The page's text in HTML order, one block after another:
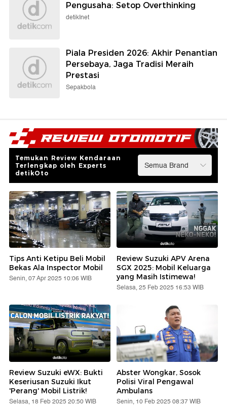
Pengusaha: Setop Overthinking
detikInet
Piala Presiden 2026: Akhir Penantian
Persebaya, Jaga Tradisi Meraih
Prestasi
Sepakbola
Temukan Review Kendaraan
Terlengkap oleh Experts
detikOto
Tips Anti Ketipu Beli Mobil
Bekas Ala Inspector Mobil
Senin, 07 Apr 2025 10:06 WIB
Review Suzuki APV Arena
SGX 2025: Mobil Keluarga
yang Masih Istimewa!
Selasa, 25 Feb 2025 16:53 WIB
Review Suzuki eWX: Bukti
Keseriusan Suzuki Ikut
'Perang' Mobil Listrik!
Selasa, 18 Feb 2025 20:50 WIB
Abster Wongkar, Sosok
Polisi Viral Pengawal
Ambulans
Senin, 10 Feb 2025 08:37 WIB